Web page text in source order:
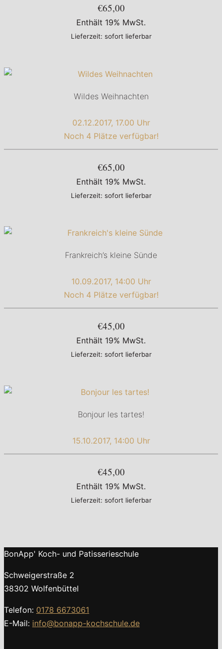
€65,00
Enthält 19% MwSt.
Lieferzeit: sofort lieferbar
Wildes Weihnachten
02.12.2017, 17.00 Uhr
Noch 4 Plätze verfügbar!
€65,00
Enthält 19% MwSt.
Lieferzeit: sofort lieferbar
Frankreich’s kleine Sünde
10.09.2017, 14:00 Uhr
Noch 4 Plätze verfügbar!
€45,00
Enthält 19% MwSt.
Lieferzeit: sofort lieferbar
Bonjour les tartes!
15.10.2017, 14:00 Uhr
€45,00
Enthält 19% MwSt.
Lieferzeit: sofort lieferbar
BonApp' Koch- und Patisserieschule
Schweigerstraße 2
38302 Wolfenbüttel
Telefon: 0178 6673061
E-Mail: info@bonapp-kochschule.de